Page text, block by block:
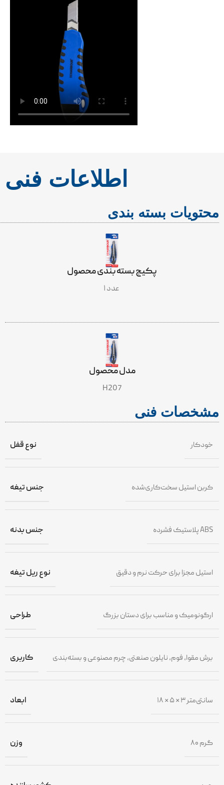
اطلاعات فنی
محتویات بسته بندی
پکیج بسته بندی محصول
مدل محصول
H207
مشخصات فنی
نوع قفل خودکار
جنس تیغه کربن استیل سخت‌کاری‌شده
جنس بدنه پلاستیک فشرده ABS
نوع ریل تیغه استیل مجزا برای حرکت نرم و دقیق
طراحی ارگونومیک و مناسب برای دستان بزرگ
کاربری برش مقوا، فوم، نایلون صنعتی، چرم مصنوعی و بسته‌بندی
ابعاد ۱۸ × ۵ × ۳ سانتی‌متر
وزن ۸۰ گرم